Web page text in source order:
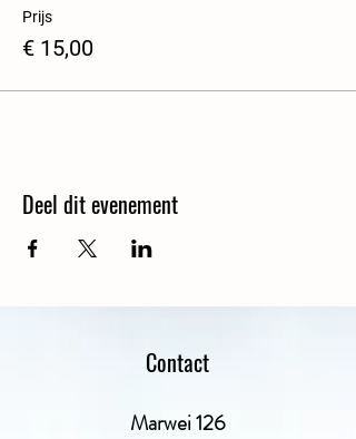
Prijs
€ 15,00
Deel dit evenement
Contact
Marwei 126